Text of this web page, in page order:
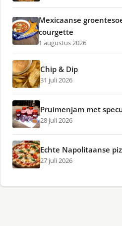
Mexicaanse
courgette
1 augustus 2026
Chip & Dip
31 juli 2026
Pruimenjam met
28 juli 2026
Echte Napolitaanse
27 juli 2026